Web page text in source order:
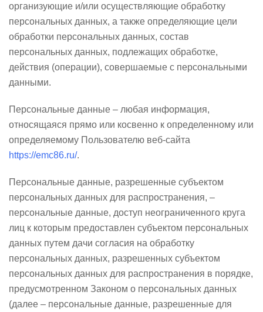
организующие и/или осуществляющие обработку
персональных данных, а также определяющие цели
обработки персональных данных, состав
персональных данных, подлежащих обработке,
действия (операции), совершаемые с персональными
данными.
Персональные данные – любая информация,
относящаяся прямо или косвенно к определенному или
определяемому Пользователю веб-сайта
https://emc86.ru/.
Персональные данные, разрешенные субъектом
персональных данных для распространения, –
персональные данные, доступ неограниченного круга
лиц к которым предоставлен субъектом персональных
данных путем дачи согласия на обработку
персональных данных, разрешенных субъектом
персональных данных для распространения в порядке,
предусмотренном Законом о персональных данных
(далее – персональные данные, разрешенные для